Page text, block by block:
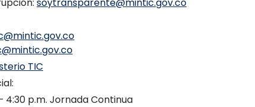
TIC
4:30 p.m. Jornada Continua